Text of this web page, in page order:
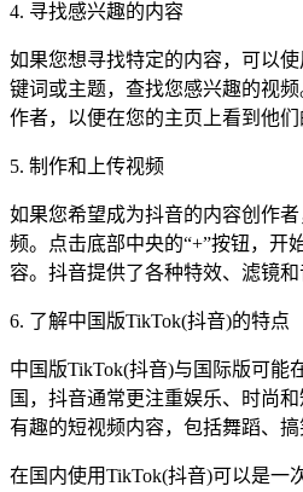
4. 寻找感兴趣的内容
如果您想寻找特定的内容，可以
键词或主题，查找您感兴趣的视
作者，以便在您的主页上看到他们
5. 制作和上传视频
如果您希望成为抖音的内容创作
频。点击底部中央的“+”按钮，开
容。抖音提供了各种特效、滤镜和
6. 了解中国版TikTok(抖音)的特点
中国版TikTok(抖音)与国际版可能
国，抖音通常更注重娱乐、时尚
有趣的短视频内容，包括舞蹈、搞
在国内使用TikTok(抖音)可以是一